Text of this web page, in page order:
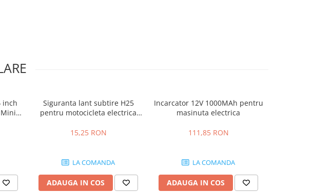
inch
Siguranta lant subtire H25
pentru motocicleta electrica
15,25 RON
LA COMANDA
ADAUGA IN COS
Incarcator 12V 1000MAh pentru
masinuta electrica
111,85 RON
LA COMANDA
ADAUGA IN COS